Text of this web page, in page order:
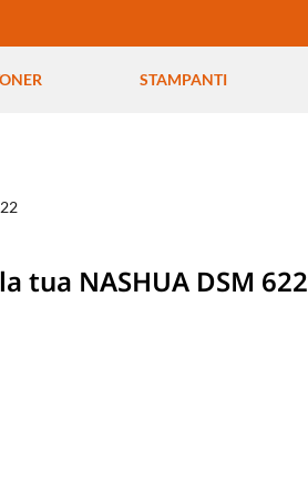
STAMPANTI
tua NASHUA DSM 622